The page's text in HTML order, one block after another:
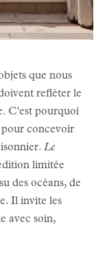
que nous
refléter le
C'est pourquoi
pour concevoir
Le
limitée
des océans, de
Il invite les
avec soin,